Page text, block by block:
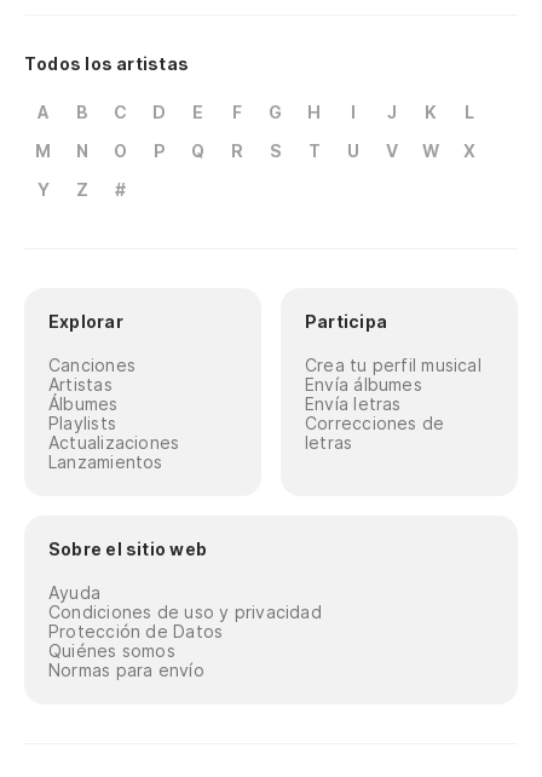
Todos los artistas
A B C D E F G H I J K
L
M
N O P Q R S T U V W
X
Y
Z #
Explorar
Canciones
Artistas
Álbumes
Playlists
Actualizaciones
Lanzamientos
Participa
Crea tu perfil musical
Envía álbumes
Envía letras
Correcciones de
letras
Sobre el sitio web
Ayuda
Condiciones de uso y privacidad
Protección de Datos
Quiénes somos
Normas para envío